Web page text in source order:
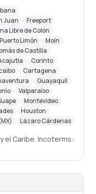
Juan
Freeport
Libre de Colón
Puerto Limón
Moín
de Castilla
Corinto
Cartagena
Guayaquil
Valparaíso
Montevideo
Houston
Lázaro Cárdenas
el Caribe. Incoterms: